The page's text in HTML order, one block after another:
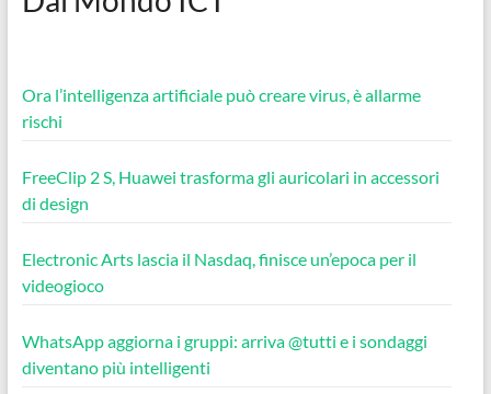
Ora l’intelligenza artificiale può creare virus, è allarme
rischi
FreeClip 2 S, Huawei trasforma gli auricolari in accessori
di design
Electronic Arts lascia il Nasdaq, finisce un’epoca per il
videogioco
WhatsApp aggiorna i gruppi: arriva @tutti e i sondaggi
diventano più intelligenti